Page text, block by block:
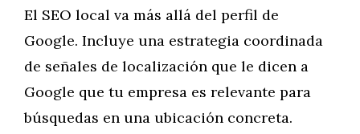
El SEO local va más allá del perfil de
Google. Incluye una estrategia coordinada
de señales de localización que le dicen a
Google que tu empresa es relevante para
búsquedas en una ubicación concreta.